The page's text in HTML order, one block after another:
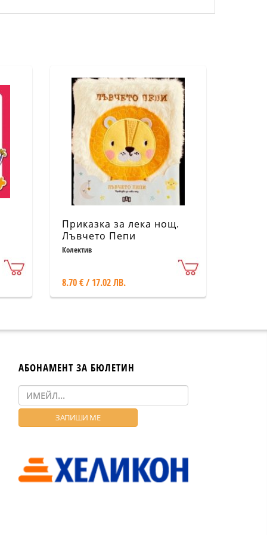
Приказка за лека нощ.
Лъвчето Пепи
Колектив
8.70 € / 17.02 ЛВ.
АБОНАМЕНТ ЗА БЮЛЕТИН